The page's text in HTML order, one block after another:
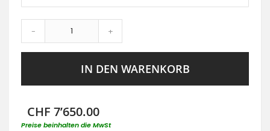
- +
IN DEN WARENKORB
CHF 7’650.00
Preise beinhalten die MwSt